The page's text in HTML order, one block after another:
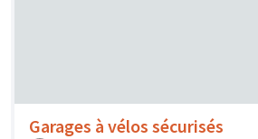
Garages à vélos sécurisés